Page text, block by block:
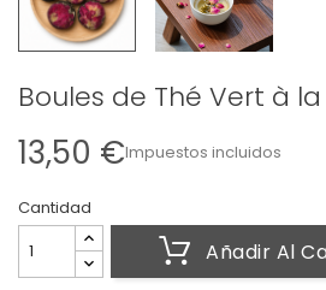
Boules de Thé Vert à la
13,50 €Impuestos incluidos
Cantidad
Añadir Al